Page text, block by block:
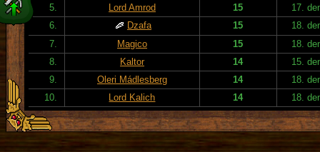
5.
Lord Amrod 15
17.
6.
Dzafa 15
18.
7.
Magico 15
18.
8.
Kaltor 14
15.
9.
Oleri Mádlesberg 14
18.
10.
Lord Kalich 14 18.